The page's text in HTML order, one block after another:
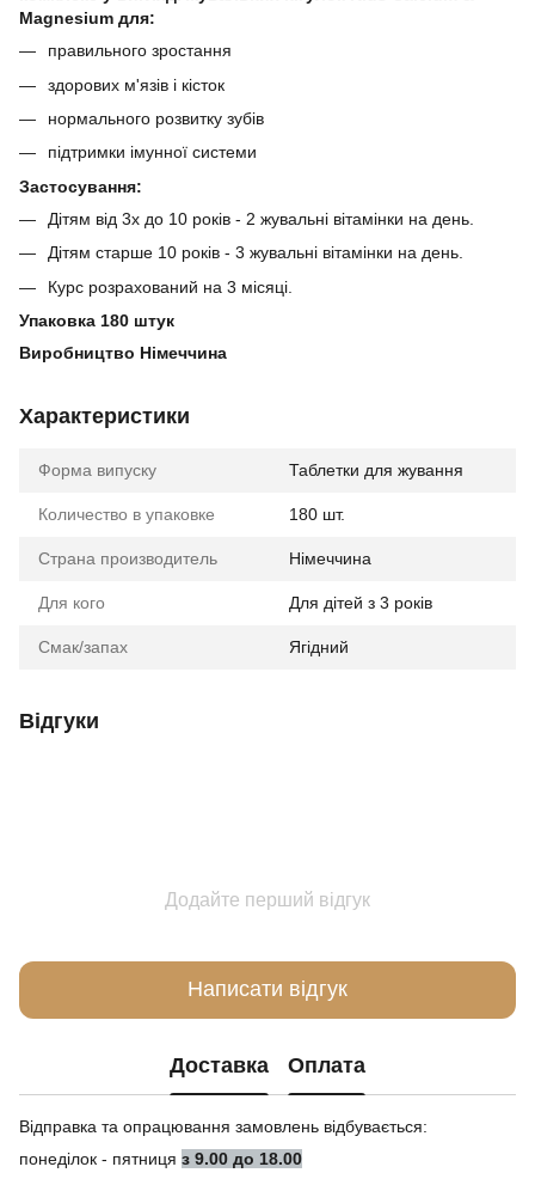
Magnesium для:
правильного зростання
здорових м'язів і кісток
нормального розвитку зубів
підтримки імунної системи⠀
Застосування:
Дітям від 3х до 10 років - 2 жувальні вітамінки на день.
Дітям старше 10 років - 3 жувальні вітамінки на день.
Курс розрахований на 3 місяці.
Упаковка 180 штук
Виробництво Німеччина
Характеристики
Форма випуску Таблетки для жування
Количество в упаковке 180 шт.
Страна производитель Німеччина
Для кого Для дітей з 3 років
Смак/запах Ягідний
Відгуки
Додайте перший відгук
Написати відгук
Доставка Оплата
Відправка та опрацювання замовлень відбувається:
понеділок - пятниця з 9.00 до 18.00